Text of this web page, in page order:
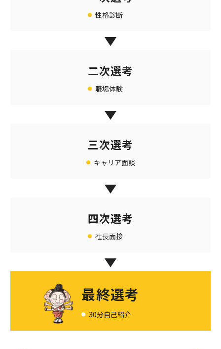
性格診断
二次選考
職場体験
三次選考
キャリア面談
四次選考
社長面接
最終選考
30分自己紹介